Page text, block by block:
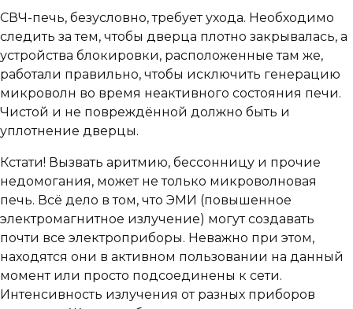
СВЧ-печь, безусловно, требует ухода. Необходимо
следить за тем, чтобы дверца плотно закрывалась, а
устройства блокировки, расположенные там же,
работали правильно, чтобы исключить генерацию
микроволн во время неактивного состояния печи.
Чистой и не повреждённой должно быть и
уплотнение дверцы.
Кстати! Вызвать аритмию, бессонницу и прочие
недомогания, может не только микроволновая
печь. Всё дело в том, что ЭМИ (повышенное
электромагнитное излучение) могут создавать
почти все электроприборы. Неважно при этом,
находятся они в активном пользовании на данный
момент или просто подсоединены к сети.
Интенсивность излучения от разных приборов